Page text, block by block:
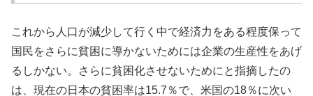
これから人口が減少して行く中で経済力をある程度保って
国民をさらに貧困に導かないためには企業の生産性をあげ
るしかない。さらに貧困化させないためにと指摘したの
は、現在の日本の貧困率は15.7％で、米国の18％に次い